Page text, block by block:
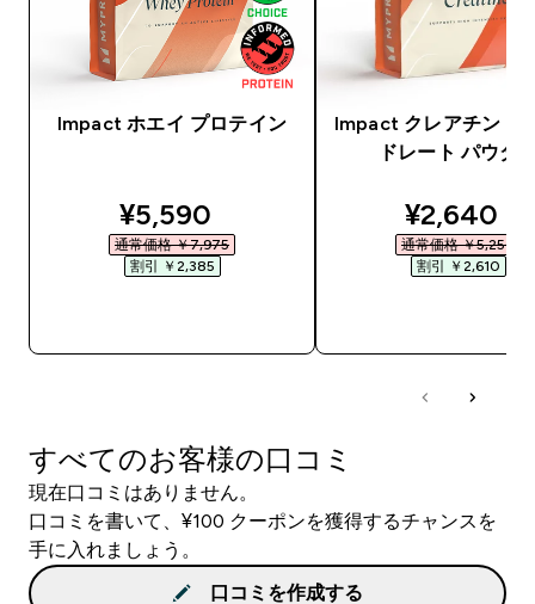
Impact ホエイ プロテイン
discounted price
¥5,590‎
通常価格 ￥7,975‎
割引 ￥2,385‎
Impact クレアチン モ
ドレート パウダ
¥2,640‎
通常価格 ￥5,250‎
割引 ￥2,610‎
すべてのお客様の口コミ
現在口コミはありません。
口コミを書いて、¥100 クーポンを獲得するチャンスを
手に入れましょう。
口コミを作成する